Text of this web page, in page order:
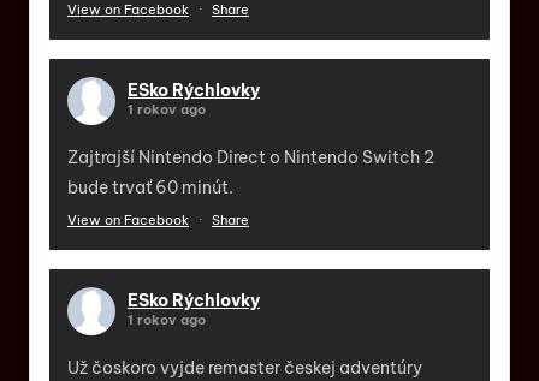
View on Facebook · Share
ESko Rýchlovky
1 rokov ago
Zajtrajší Nintendo Direct o Nintendo Switch 2
bude trvať 60 minút.
View on Facebook · Share
ESko Rýchlovky
1 rokov ago
Už čoskoro vyjde remaster českej adventúry